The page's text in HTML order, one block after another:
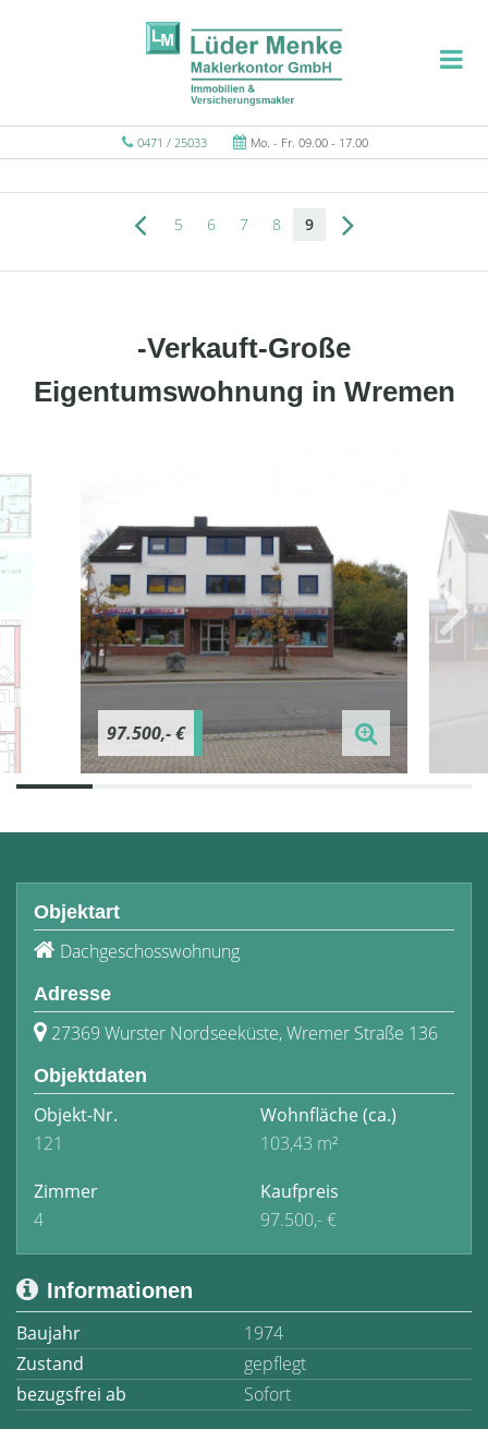
0471 / 25033 Mo. - Fr. 09.00 - 17.00
5 6 7 8 9
-Verkauft-Große
Eigentumswohnung in Wremen
97.500,- €
Objektart
Dachgeschosswohnung
Adresse
27369 Wurster Nordseeküste, Wremer Straße 136
Objektdaten
Objekt-Nr.
121
Wohnfläche(ca.)
103,43 m²
Zimmer
4
Kaufpreis
97.500,- €
Informationen
Baujahr
1974
Zustand
gepflegt
bezugsfrei ab
Sofort